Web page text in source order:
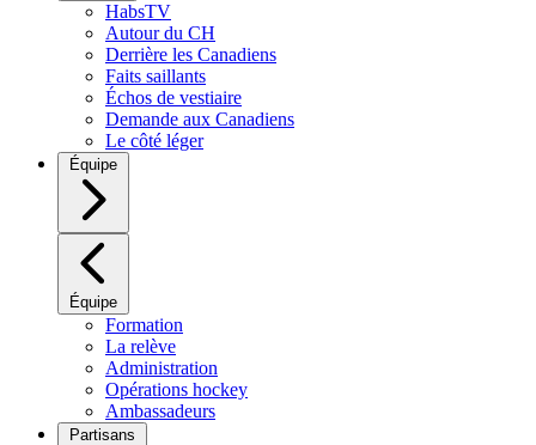
HabsTV
Autour du CH
Derrière les Canadiens
Faits saillants
Échos de vestiaire
Demande aux Canadiens
Le côté léger
Équipe
Équipe
Formation
La relève
Administration
Opérations hockey
Ambassadeurs
Partisans